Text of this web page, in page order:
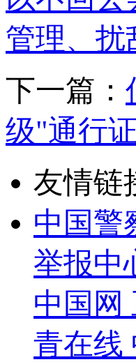
管理、扰
下一篇：
级"通行证
友情链
中国警
举报中
中国网
青在线